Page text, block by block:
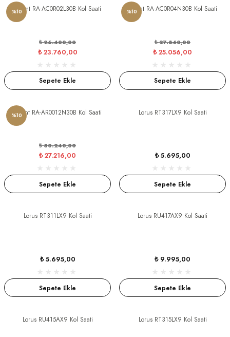
%10
Orient RA-AC0R02L30B Kol Saati
₺ 26.400,00
₺ 23.760,00
Sepete Ekle
%10
Orient RA-AC0R04N30B Kol Saati
₺ 27.840,00
₺ 25.056,00
Sepete Ekle
%10
Orient RA-AR0012N30B Kol Saati
₺ 30.240,00
₺ 27.216,00
Sepete Ekle
Lorus RT317LX9 Kol Saati
₺ 5.695,00
Sepete Ekle
Lorus RT311LX9 Kol Saati
₺ 5.695,00
Sepete Ekle
Lorus RU417AX9 Kol Saati
₺ 9.995,00
Sepete Ekle
Lorus RU415AX9 Kol Saati Lorus RT315LX9 Kol Saati